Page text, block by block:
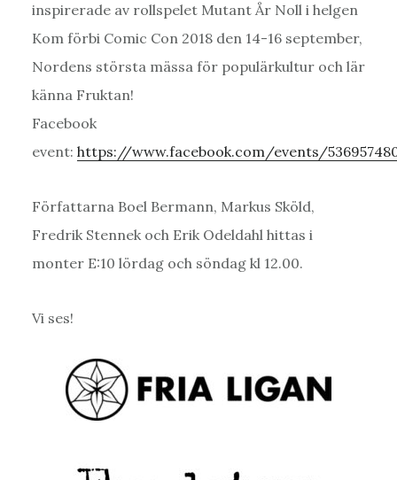
inspirerade av rollspelet Mutant År Noll i helgen
Kom förbi Comic Con 2018 den 14-16 september,
Nordens största mässa för populärkultur och lär
känna Fruktan!
Facebook
event: https://www.facebook.com/events/
Författarna Boel Bermann, Markus Sköld,
Fredrik Stennek och Erik Odeldahl hittas i
monter E:10 lördag och söndag kl 12.00.
Vi ses!